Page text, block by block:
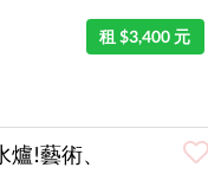
租 $3,400 元
!藝術、